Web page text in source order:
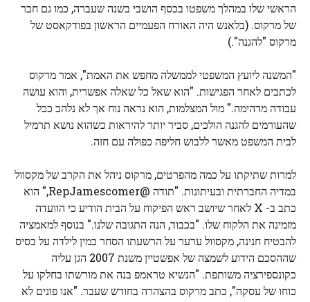
הראשי שלו במהלך משפטו בכסף הושבי בשנה שעברה, כמו גם חבר
של מרקוס. (בלאנש היה האורח הפעמיים הראשון בפודקאסט של
מרקוס "להגנה".)
"המשנה ליועץ המשפטי לממשלה מחפש את האמת", אמר מרקוס
לכתבים לאחר הפגישות. "הוא שאל כל שאלה אפשרית, והוא עושה
עבודה מדהימה." מול המצלמות, הוא נראה נוח אך לא נלהב ככל
שהעורמים להגנה הולכים, סביר יותר להיראות כשהוא נושא תרמיל
לבית המשפט מאשר ללבוש חליפה כפולה עם חזה.
למרות שתיקתו על כמה מהפרטים, מרקוס ניהל את הקרב של מקסוול
במדיה החברתית ובעיתונות. "תודה @RepJamescomer," הוא
כתב ב- X לאחר שיושב ראש הפיקוח על הבית הודיע כי הוועדה
מזמינה את הלקוח שלו. "בכבוד, הנה התגובה שלנו." בנוסף למאמציה
להבטיח חנינה, מקסוול ערער על הרשעתו הסחר במין לילדה על בסיס
שההסכם הידוע לשמצה של אפשטיין משנת 2007 הגן עליה
כקונספירציה משותפת. "הנשיא טראמפ בנה את מורשתו בחלקו על
כוחו של עסקה", כתב מרקוס בהצהרה בחודש שעבר. "אנו פונים לא